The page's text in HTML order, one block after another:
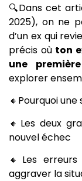
🔍Dans cet
2025), on ne
d’un ex qui
précis où ton
une
explorer
🔸Pourquoi
🔸Les deux
nouvel échec
🔸Les
aggraver la